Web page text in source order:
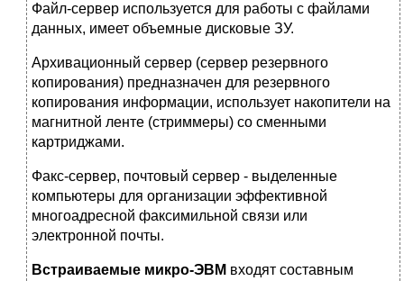
Файл-сервер используется для работы с файлами
данных, имеет объемные дисковые ЗУ.
Архивационный сервер (сервер резервного
копирования) предназначен для резервного
копирования информации, использует накопители на
магнитной ленте (стриммеры) со сменными
картриджами.
Факс-сервер, почтовый сервер - выделенные
компьютеры для организации эффективной
многоадресной факсимильной связи или
электронной почты.
Встраиваемые микро-ЭВМ входят составным